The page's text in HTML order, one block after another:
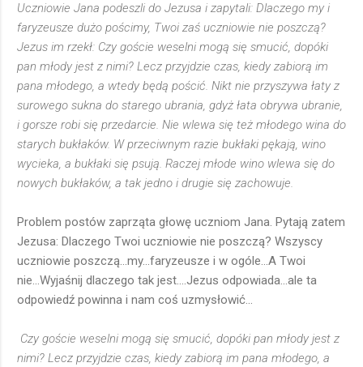
Uczniowie Jana podeszli do Jezusa i zapytali: Dlaczego my i
faryzeusze dużo pościmy, Twoi zaś uczniowie nie poszczą?
Jezus im rzekł: Czy goście weselni mogą się smucić, dopóki
pan młody jest z nimi? Lecz przyjdzie czas, kiedy zabiorą im
pana młodego, a wtedy będą pościć. Nikt nie przyszywa łaty z
surowego sukna do starego ubrania, gdyż łata obrywa ubranie,
i gorsze robi się przedarcie. Nie wlewa się też młodego wina do
starych bukłaków. W przeciwnym razie bukłaki pękają, wino
wycieka, a bukłaki się psują. Raczej młode wino wlewa się do
nowych bukłaków, a tak jedno i drugie się zachowuje.
Problem postów zaprząta głowę uczniom Jana. Pytają zatem
Jezusa: Dlaczego Twoi uczniowie nie poszczą? Wszyscy
uczniowie poszczą...my...faryzeusze i w ogóle...A Twoi
nie...Wyjaśnij dlaczego tak jest....Jezus odpowiada...ale ta
odpowiedź powinna i nam coś uzmysłowić...
Czy goście weselni mogą się smucić, dopóki pan młody jest z
nimi? Lecz przyjdzie czas, kiedy zabiorą im pana młodego, a